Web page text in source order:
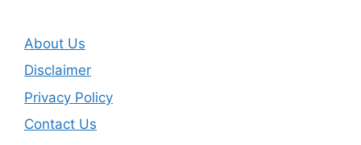
About Us
Disclaimer
Privacy Policy
Contact Us